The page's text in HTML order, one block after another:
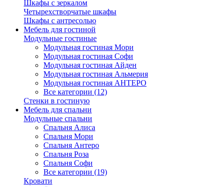
Шкафы с зеркалом
Четырехстворчатые шкафы
Шкафы с антресолью
Мебель для гостиной
Модульные гостиные
Модульная гостиная Мори
Модульная гостиная Софи
Модульная гостиная Айден
Модульная гостиная Альмерия
Модульная гостиная АНТЕРО
Все категории (12)
Стенки в гостиную
Мебель для спальни
Модульные спальни
Спальня Алиса
Спальня Мори
Спальня Антеро
Спальня Роза
Спальня Софи
Все категории (19)
Кровати